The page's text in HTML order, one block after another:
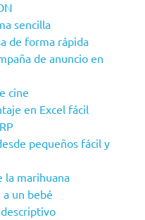
sencilla
de forma rápida
de anuncio en
cine
en Excel fácil
pequeños fácil y
la marihuana
un bebé